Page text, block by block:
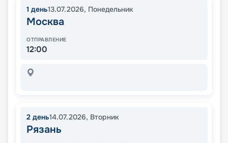
1 день13.07.2026, Понедельник
Москва
ОТПРАВЛЕНИЕ
12:00
2 день14.07.2026, Вторник
Рязань